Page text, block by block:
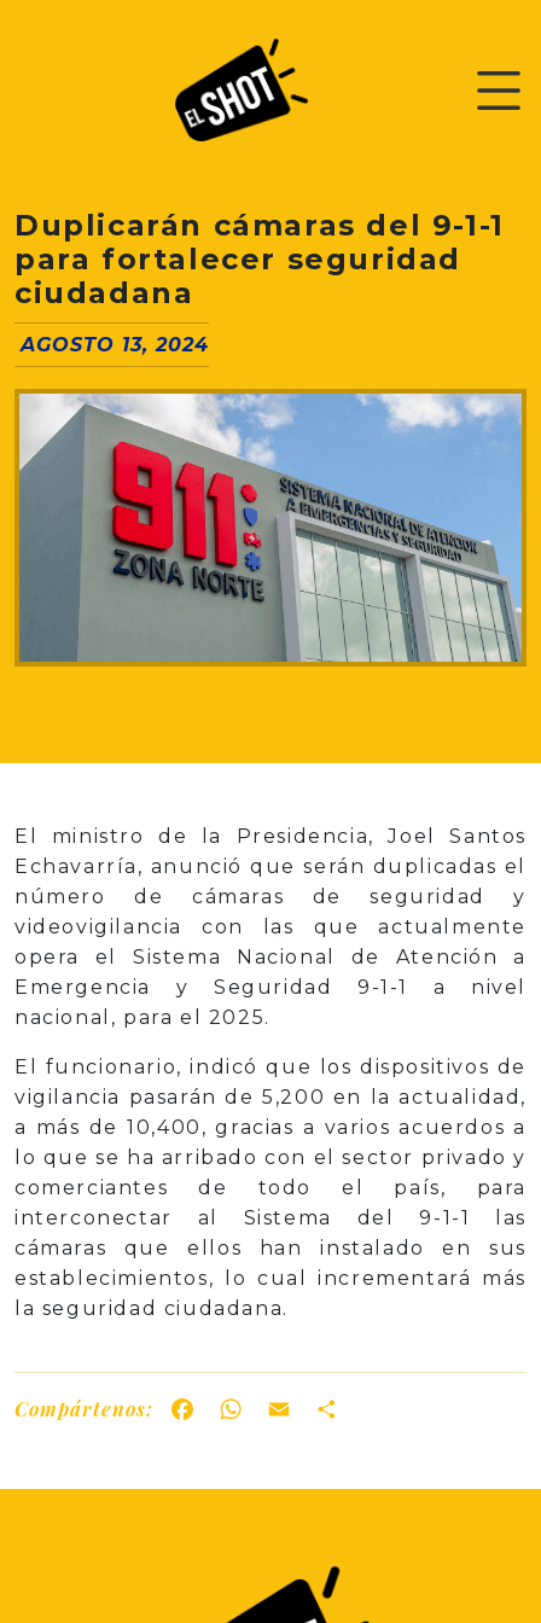
Duplicarán cámaras del 9-1-1
para fortalecer seguridad
ciudadana
AGOSTO 13, 2024
El ministro de la Presidencia, Joel Santos
Echavarría, anunció que serán duplicadas el
número de cámaras de seguridad y
videovigilancia con las que actualmente
opera el Sistema Nacional de Atención a
Emergencia y Seguridad 9-1-1 a nivel
nacional, para el 2025.
El funcionario, indicó que los dispositivos de
vigilancia pasarán de 5,200 en la actualidad,
a más de 10,400, gracias a varios acuerdos a
lo que se ha arribado con el sector privado y
comerciantes de todo el país, para
interconectar al Sistema del 9-1-1 las
cámaras que ellos han instalado en sus
establecimientos, lo cual incrementará más
la seguridad ciudadana.
Compártenos: FacebookWhatsApp
Email